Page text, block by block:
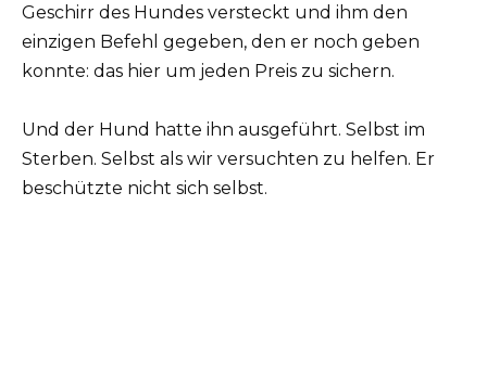
Geschirr des Hundes versteckt und ihm den
einzigen Befehl gegeben, den er noch geben
konnte: das hier um jeden Preis zu sichern.
Und der Hund hatte ihn ausgeführt. Selbst im
Sterben. Selbst als wir versuchten zu helfen. Er
beschützte nicht sich selbst.